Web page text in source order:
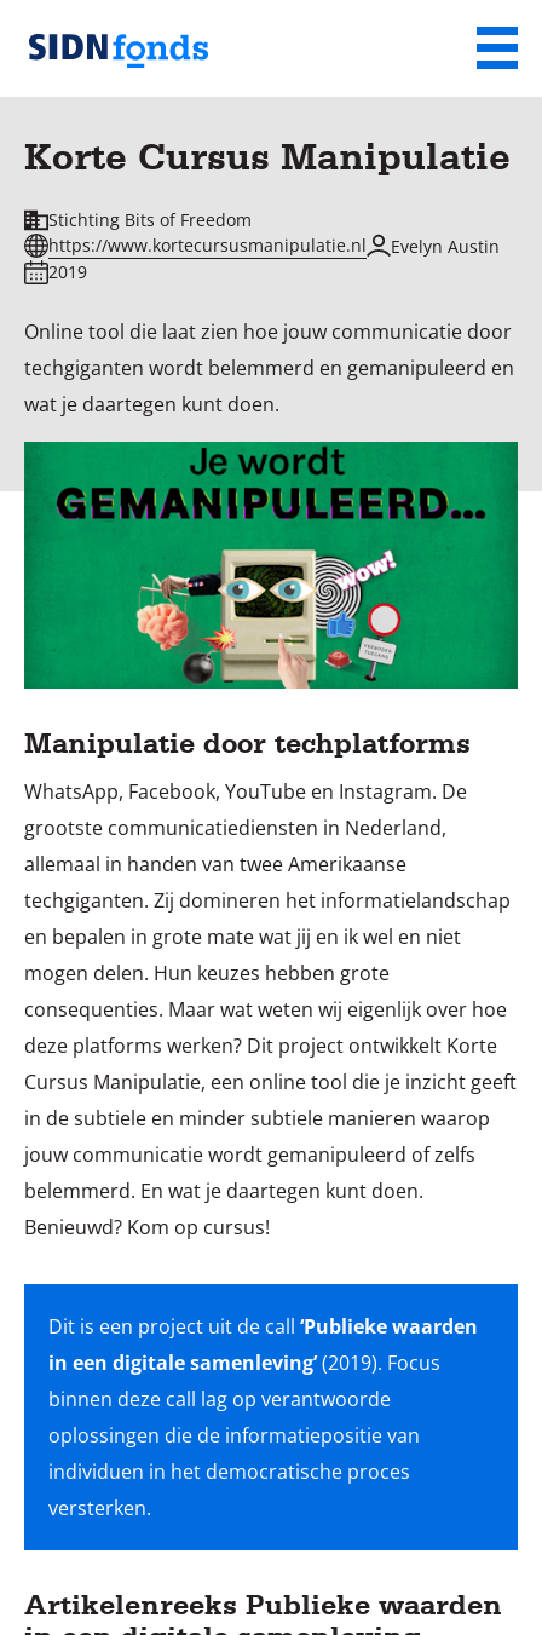
Sla de navigatie over en ga naar de inhoud
SIDN
Menu
Korte Cursus Manipulatie
Stichting Bits of Freedom
https://www.kortecursusmanipulatie.nl
Evelyn Austin
2019
Online tool die laat zien hoe jouw communicatie door
techgiganten wordt belemmerd en gemanipuleerd en
wat je daartegen kunt doen.
Manipulatie door techplatforms
WhatsApp, Facebook, YouTube en Instagram. De
grootste communicatiediensten in Nederland,
allemaal in handen van twee Amerikaanse
techgiganten. Zij domineren het informatielandschap
en bepalen in grote mate wat jij en ik wel en niet
mogen delen. Hun keuzes hebben grote
consequenties. Maar wat weten wij eigenlijk over hoe
deze platforms werken? Dit project ontwikkelt Korte
Cursus Manipulatie, een online tool die je inzicht geeft
in de subtiele en minder subtiele manieren waarop
jouw communicatie wordt gemanipuleerd of zelfs
belemmerd. En wat je daartegen kunt doen.
Benieuwd? Kom op cursus!
Dit is een project uit de call ‘Publieke waarden
in een digitale samenleving’(2019). Focus
binnen deze call lag op verantwoorde
oplossingen die de informatiepositie van
individuen in het democratische proces
versterken.
Artikelenreeks Publieke waarden